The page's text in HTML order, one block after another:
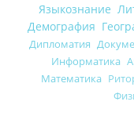
Языкознание
Демография
Дипломатия
Информатика
Математика